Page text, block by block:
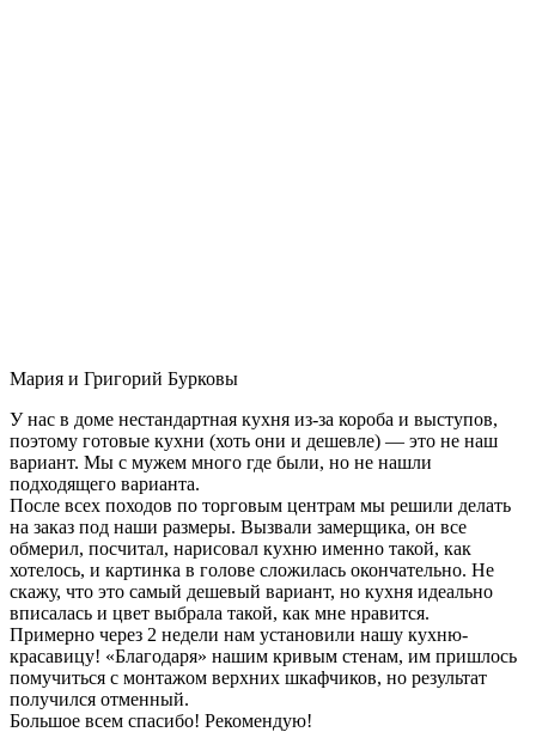
Мария и Григорий Бурковы
У нас в доме нестандартная кухня из-за короба и выступов,
поэтому готовые кухни (хоть они и дешевле) — это не наш
вариант. Мы с мужем много где были, но не нашли
подходящего варианта.
После всех походов по торговым центрам мы решили делать
на заказ под наши размеры. Вызвали замерщика, он все
обмерил, посчитал, нарисовал кухню именно такой, как
хотелось, и картинка в голове сложилась окончательно. Не
скажу, что это самый дешевый вариант, но кухня идеально
вписалась и цвет выбрала такой, как мне нравится.
Примерно через 2 недели нам установили нашу кухню-
красавицу! «Благодаря» нашим кривым стенам, им пришлось
помучиться с монтажом верхних шкафчиков, но результат
получился отменный.
Большое всем спасибо! Рекомендую!